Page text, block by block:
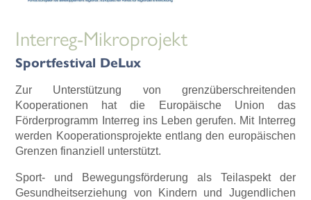
Interreg-Mikroprojekt
Sportfestival DeLux
Zur Unterstützung von grenzüberschreitenden
Kooperationen hat die Europäische Union das
Förderprogramm Interreg ins Leben gerufen. Mit Interreg
werden Kooperationsprojekte entlang den europäischen
Grenzen finanziell unterstützt.
Sport- und Bewegungsförderung als Teilaspekt der
Gesundheitserziehung von Kindern und Jugendlichen